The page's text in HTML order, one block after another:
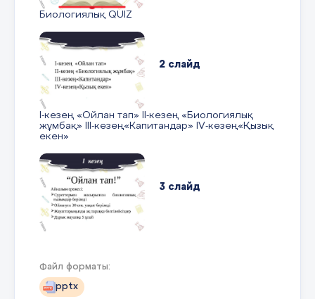
Биологиялық QUIZ
2 слайд
I-кезең «Ойлан тап» II-кезең «Биологиялық
жұмбақ» III-кезең«Капитандар» IV-кезең«Қызық
екен»
3 слайд
беріледі Жауаптарыңызды ақ параққа
белгілейсіздер Дұрыс жауапқа 5 ұпай
Файл форматы:
pptx